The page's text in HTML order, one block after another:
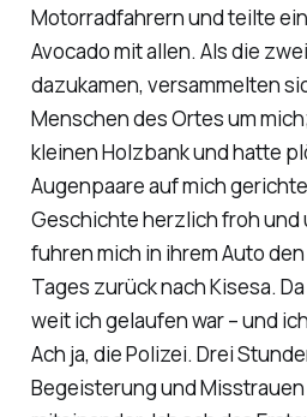
Motorradfahrern und teilte
Avocado mit allen. Als die
dazukamen, versammelten
Menschen des Ortes um
kleinen Holzbank und hatte
Augenpaare auf mich
Geschichte herzlich froh und
fuhren mich in ihrem Auto
Tages zurück nach Kisesa.
weit ich gelaufen war – und
Ach ja, die Polizei. Drei
Begeisterung und